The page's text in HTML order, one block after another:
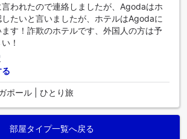
われたので連絡しましたが、Agodaはホ
たいと言いましたが、ホテルはAgodaに
す！詐欺のホテルです、外国人の方は予
！
ポール | ひとり旅
部屋タイプ一覧へ戻る